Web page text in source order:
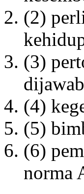
(2)
(3)
(4)
(5)
(6)
norma